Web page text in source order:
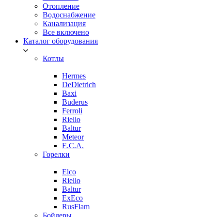
Отопление
Водоснабжение
Канализация
Все включено
Каталог оборудования
Котлы
Hermes
DeDietrich
Baxi
Buderus
Ferroli
Riello
Baltur
Meteor
E.C.A.
Горелки
Elco
Riello
Baltur
ExEco
RusFlam
Бойлеры